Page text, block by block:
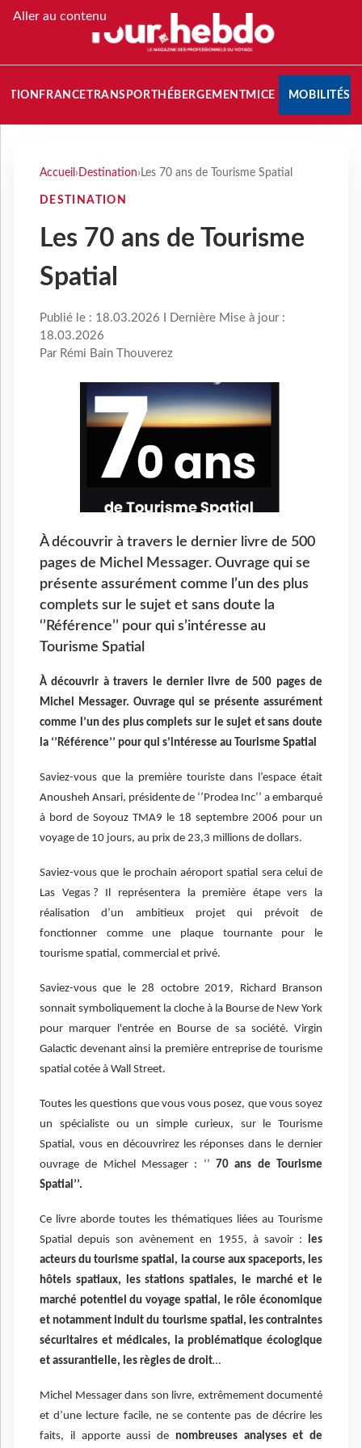
Aller au contenu
FRANCETRANSPORT HÉBERGEMENTMICE MOBILITÉS
Accueil › Destination› Les 70 ans de Tourisme Spatial
DESTINATION
Les 70 ans de Tourisme
Spatial
Publié le : 18.03.2026 I Dernière Mise à jour :
18.03.2026
Par Rémi Bain Thouverez
À découvrir à travers le dernier livre de 500
pages de Michel Messager. Ouvrage qui se
présente assurément comme l’un des plus
complets sur le sujet et sans doute la
‘’Référence’’ pour qui s’intéresse au
Tourisme Spatial
À découvrir à travers le dernier livre de 500 pages de
Michel Messager. Ouvrage qui se présente assurément
comme l’un des plus complets sur le sujet et sans doute
la ‘’Référence’’ pour qui s’intéresse au Tourisme Spatial
Saviez-vous que la première touriste dans l’espace était
Anousheh Ansari, présidente de ‘’Prodea Inc’’ a embarqué
à bord de Soyouz TMA9 le 18 septembre 2006 pour un
voyage de 10 jours, au prix de 23,3 millions de dollars.
Saviez-vous que le prochain aéroport spatial sera celui de
Las Vegas ? Il représentera la première étape vers la
réalisation d’un ambitieux projet qui prévoit de
fonctionner comme une plaque tournante pour le
tourisme spatial, commercial et privé.
Saviez-vous que le 28 octobre 2019, Richard Branson
sonnait symboliquement la cloche à la Bourse de New York
pour marquer l'entrée en Bourse de sa société. Virgin
Galactic devenant ainsi la première entreprise de tourisme
spatial cotée à Wall Street.
Toutes les questions que vous vous posez, que vous soyez
un spécialiste ou un simple curieux, sur le Tourisme
Spatial, vous en découvrirez les réponses dans le dernier
ouvrage de Michel Messager : ‘’ 70 ans de Tourisme
Spatial’’.
Ce livre aborde toutes les thématiques liées au Tourisme
Spatial depuis son avènement en 1955, à savoir :
les
acteurs du tourisme spatial, la course aux spaceports, les
hôtels spatiaux, les stations spatiales, le marché et le
marché potentiel du voyage spatial, le rôle économique
et notamment induit du tourisme spatial, les contraintes
sécuritaires et médicales, la problématique écologique
et assurantielle, les règles de droit…
Michel Messager dans son livre, extrêmement documenté
et d’une lecture facile, ne se contente pas de décrire les
faits, il apporte aussi de nombreuses analyses et de